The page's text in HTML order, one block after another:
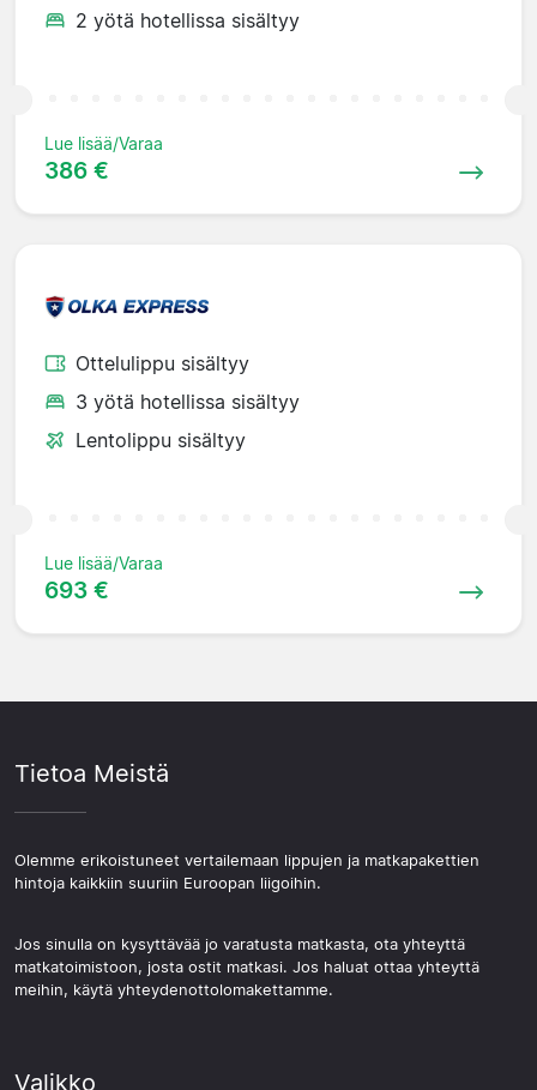
2 yötä hotellissa sisältyy
Lue lisää/Varaa
386 €
Ottelulippu sisältyy
3 yötä hotellissa sisältyy
Lentolippu sisältyy
Lue lisää/Varaa
693 €
Tietoa Meistä
Olemme erikoistuneet vertailemaan lippujen ja matkapakettien
hintoja kaikkiin suuriin Euroopan liigoihin.
Jos sinulla on kysyttävää jo varatusta matkasta, ota yhteyttä
matkatoimistoon, josta ostit matkasi. Jos haluat ottaa yhteyttä
meihin, käytä yhteydenottolomakettamme.
Valikko